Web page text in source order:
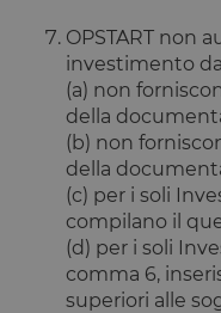
OPSTART non
investimento
(a) non
della
(b) non
della
(c) per i soli
compilano il
(d) per i soli
comma 6,
superiori alle
_gcl_au